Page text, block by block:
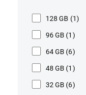
128 GB (1)
96 GB (1)
64 GB (6)
48 GB (1)
32 GB (6)